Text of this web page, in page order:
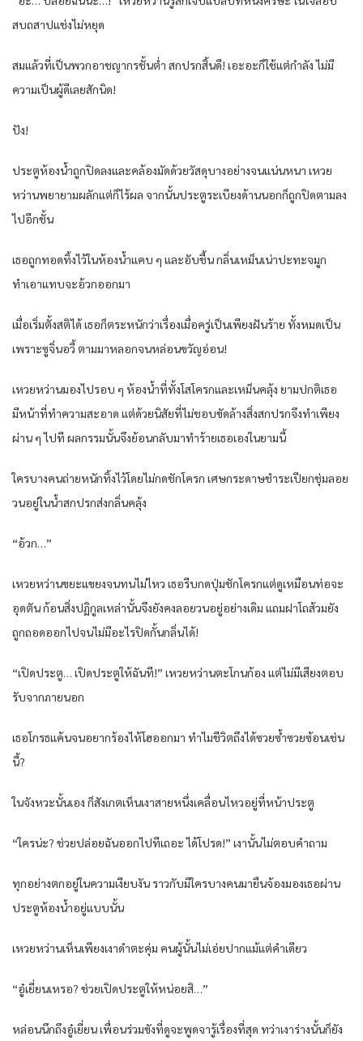
สบถสาปแช่งไม่หยุด
สมแล้วที่เป็นพวกอาชญากรชั้นต่ำ สกปรกสิ้นดี! เอะอะก็ใช้แต่กำลัง ไม่มี
ความเป็นผู้ดีเลยสักนิด!
ปัง!
ประตูห้องน้ำถูกปิดลงและคล้องมัดด้วยวัสดุบางอย่างจนแน่นหนา เหวย
หว่านพยายามผลักแต่ก็ไร้ผล จากนั้นประตูระเบียงด้านนอกก็ถูกปิดตามลง
ไปอีกชั้น
เธอถูกทอดทิ้งไว้ในห้องน้ำแคบ ๆ และอับชื้น กลิ่นเหม็นเน่าปะทะจมูก
ทำเอาแทบจะอ้วกออกมา
เมื่อเริ่มตั้งสติได้ เธอก็ตระหนักว่าเรื่องเมื่อครู่เป็นเพียงฝันร้าย ทั้งหมดเป็น
เพราะซูจิ่นอวี้ ตามมาหลอกจนหล่อนขวัญอ่อน!
เหวยหว่านมองไปรอบ ๆ ห้องน้ำที่ทั้งโสโครกและเหม็นคลุ้ง ยามปกติเธอ
มีหน้าที่ทำความสะอาด แต่ด้วยนิสัยที่ไม่ชอบขัดล้างสิ่งสกปรกจึงทำเพียง
ผ่าน ๆ ไปที ผลกรรมนั้นจึงย้อนกลับมาทำร้ายเธอเองในยามนี้
ใครบางคนถ่ายหนักทิ้งไว้โดยไม่กดชักโครก เศษกระดาษชำระเปียกชุ่มลอย
วนอยู่ในน้ำสกปรกส่งกลิ่นคลุ้ง
“อ้วก…”
เหวยหว่านขยะแขยงจนทนไม่ไหว เธอรีบกดปุ่มชักโครกแต่ดูเหมือนท่อจะ
อุดตัน ก้อนสิ่งปฏิกูลเหล่านั้นจึงยังคงลอยวนอยู่อย่างเดิม แถมฝาโถส้วมยัง
ถูกถอดออกไปจนไม่มีอะไรปิดกั้นกลิ่นได้!
“เปิดประตู… เปิดประตูให้ฉันที!” เหวยหว่านตะโกนก้อง แต่ไม่มีเสียงตอบ
รับจากภายนอก
เธอโกรธแค้นจนอยากร้องไห้โฮออกมา ทำไมชีวิตถึงได้ซวยซ้ำซวยซ้อนเช่น
นี้?
ในจังหวะนั้นเอง ก็สังเกตเห็นเงาสายหนึ่งเคลื่อนไหวอยู่ที่หน้าประตู
“ใครน่ะ? ช่วยปล่อยฉันออกไปทีเถอะ ได้โปรด!” เงานั้นไม่ตอบคำถาม
ทุกอย่างตกอยู่ในความเงียบงัน ราวกับมีใครบางคนมายืนจ้องมองเธอผ่าน
ประตูห้องน้ำอยู่แบบนั้น
เหวยหว่านเห็นเพียงเงาดำตะคุ่ม คนผู้นั้นไม่เอ่ยปากแม้แต่คำเดียว
“อู๋เยี่ยนเหรอ? ช่วยเปิดประตูให้หน่อยสิ…”
หล่อนนึกถึงอู๋เยี่ยน เพื่อนร่วมขังที่ดูจะพูดจารู้เรื่องที่สุด ทว่าเงาร่างนั้นก็ยัง